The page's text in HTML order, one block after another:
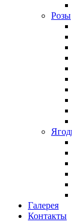
Розы
Галерея
Контакты